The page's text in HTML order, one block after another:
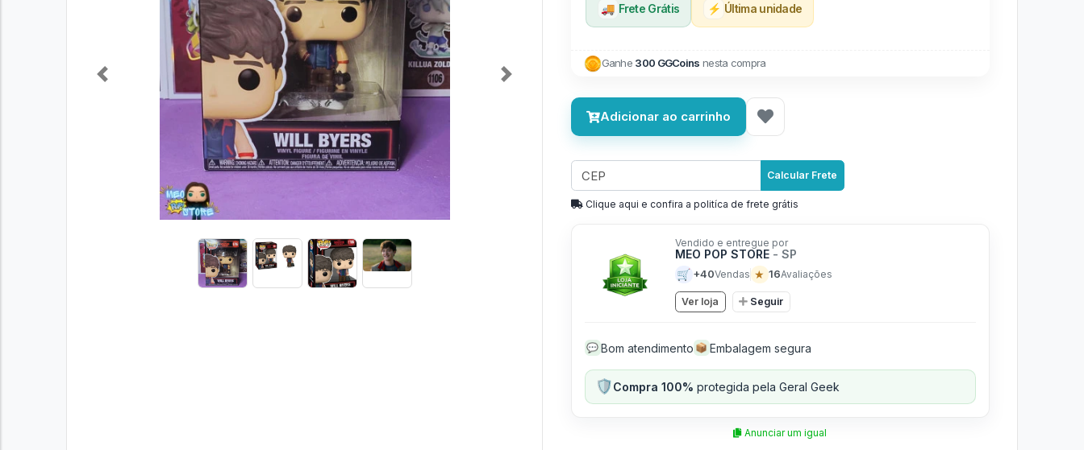
Previous Next
🚚 Frete Grátis ⚡ Última unidade
Ganhe 300 GGCoins nesta compra
Adicionar ao carrinho
Calcular Frete
Clique aqui e confira a politíca de frete grátis
Vendido e entregue por
MEO POP STORE - SP
🛒 +40Vendas ★ 16Avaliações
Ver loja Seguir
💬 Bom atendimento 📦 Embalagem segura
🛡️Compra 100% protegida pela Geral Geek
Anunciar um igual